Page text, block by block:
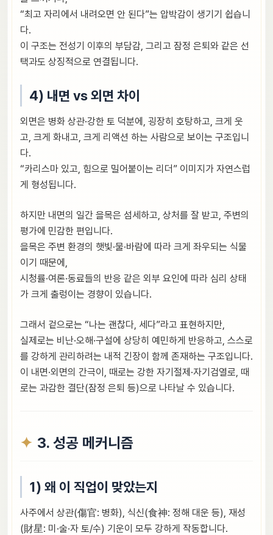
“최고 자리에서 내려오면 안 된다”는 압박감이 생기기 쉽습니
다.
이 구조는 전성기 이후의 부담감, 그리고 잠정 은퇴와 같은 선
택과도 상징적으로 연결됩니다.
4) 내면 vs 외면 차이
외면은 병화 상관·강한 토 덕분에, 굉장히 호탕하고, 크게 웃
고, 크게 화내고, 크게 리액션 하는 사람으로 보이는 구조입니
다.
“카리스마 있고, 힘으로 밀어붙이는 리더” 이미지가 자연스럽
게 형성됩니다.
하지만 내면의 일간 을목은 섬세하고, 상처를 잘 받고, 주변의
평가에 민감한 편입니다.
을목은 주변 환경의 햇빛·물·바람에 따라 크게 좌우되는 식물
이기 때문에,
시청률·여론·동료들의 반응 같은 외부 요인에 따라 심리 상태
가 크게 출렁이는 경향이 있습니다.
그래서 겉으로는 “나는 괜찮다, 세다”라고 표현하지만,
실제로는 비난·오해·구설에 상당히 예민하게 반응하고, 스스로
를 강하게 관리하려는 내적 긴장이 함께 존재하는 구조입니다.
이 내면·외면의 간극이, 때로는 강한 자기절제·자기검열로, 때
로는 과감한 결단(잠정 은퇴 등)으로 나타날 수 있습니다.
3. 성공 메커니즘
1) 왜 이 직업이 맞았는지
사주에서 상관(傷官: 병화), 식신(食神: 정해 대운 등), 재성
(財星: 미·술·자 토/수) 기운이 모두 강하게 작동합니다.